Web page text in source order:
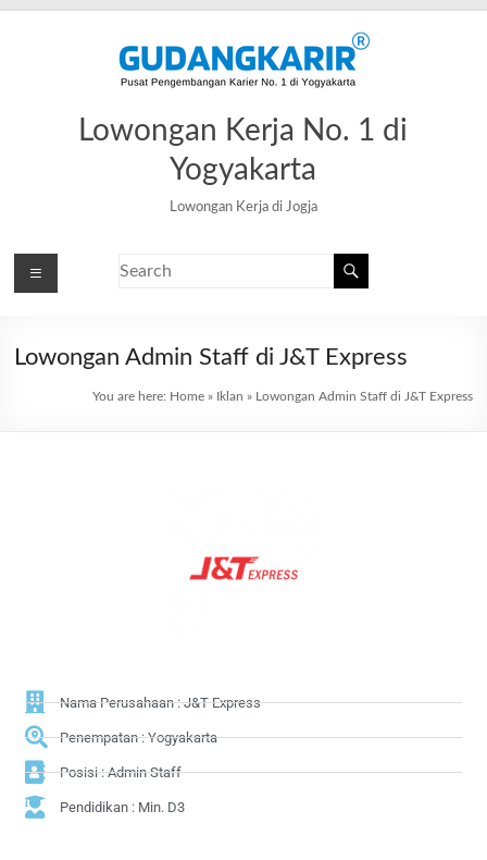
Lowongan Kerja No. 1 di
Yogyakarta
Lowongan Kerja di Jogja
Lowongan Admin Staff di J&T Express
You are here: Home» Iklan » Lowongan Admin Staff di J&T Express
Nama Perusahaan : J&T Express
Penempatan : Yogyakarta
Posisi : Admin Staff
Pendidikan : Min. D3